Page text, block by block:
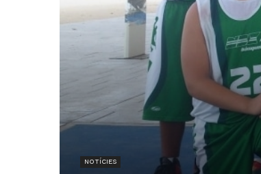
NOTÍCIES